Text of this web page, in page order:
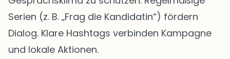
Serien (z. B. „Frag die Kandidatin“) fördern
Dialog. Klare Hashtags verbinden Kampagne
und lokale Aktionen.